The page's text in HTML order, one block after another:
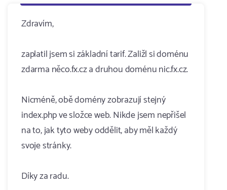
Zdravím,
zaplatil jsem si základní tarif. Zaližl si doménu
zdarma něco.fx.cz a druhou doménu nic.fx.cz.
Nicméně, obě domény zobrazují stejný
index.php ve složce web. Nikde jsem nepřišel
na to, jak tyto weby oddělit, aby měl každý
svoje stránky.
Díky za radu.